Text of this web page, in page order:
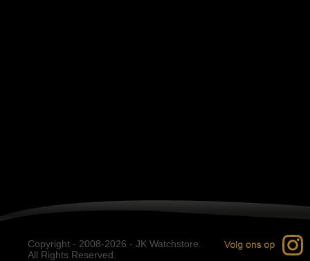
Copyright - 2008-2026 - JK Watchstore.
All Rights Reserved.